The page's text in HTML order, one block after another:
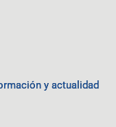
y actualidad